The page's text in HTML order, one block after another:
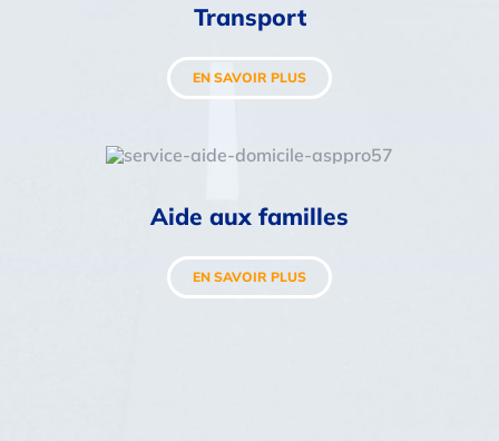
Transport
EN SAVOIR PLUS
Aide aux familles
EN SAVOIR PLUS